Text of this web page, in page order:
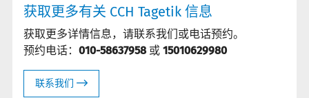
获取更多有关 CCH Tagetik 信息
获取更多详情信息，请联系我们或电话预约。
预约电话： 010-58637958或 15010629980
联系我们